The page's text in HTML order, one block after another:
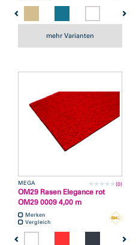
mehr Varianten
MEGA (0)
OM29 Rasen Elegance rot
OM29 0009 4,00 m
Merken
Vergleich